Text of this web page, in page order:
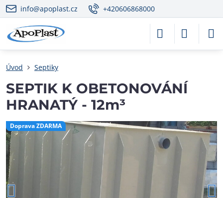
info@apoplast.cz +420606868000
Doprava ZDARMA
Úvod Septiky
SEPTIK K OBETONOVÁNÍ
HRANATÝ - 12m³